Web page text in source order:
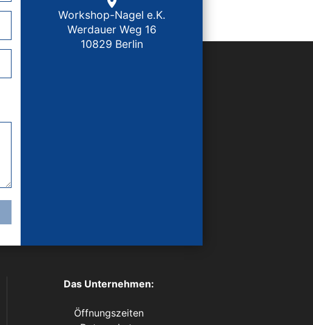
Workshop-Nagel e.K.
Werdauer Weg 16
10829 Berlin
Das Unternehmen:
Öffnungszeiten